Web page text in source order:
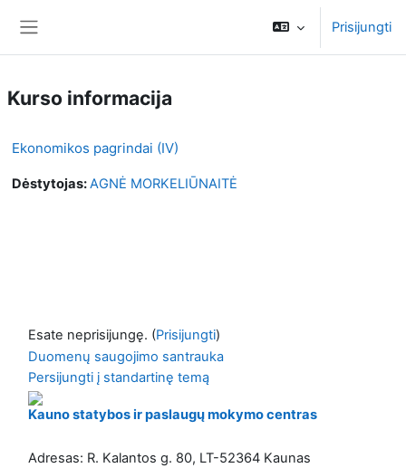
Prisijungti
Kurso informacija
Ekonomikos pagrindai (IV)
Dėstytojas:AGNĖ MORKELIŪNAITĖ
Esate neprisijungę. (Prisijungti)
Duomenų saugojimo santrauka
Persijungti į standartinę temą
Kauno statybos ir paslaugų mokymo centras
Adresas: R. Kalantos g. 80, LT-52364 Kaunas